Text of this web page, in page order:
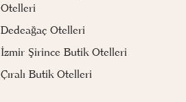
Otelleri
Dedeağaç Otelleri
İzmir Şirince Butik Otelleri
Çıralı Butik Otelleri